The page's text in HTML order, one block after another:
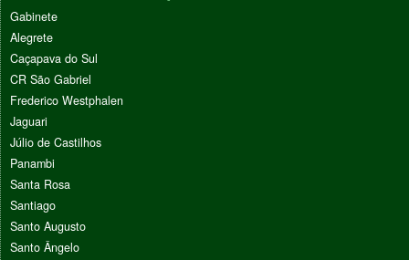
Gabinete
Alegrete
Caçapava do Sul
CR São Gabriel
Frederico Westphalen
Jaguari
Júlio de Castilhos
Panambi
Santa Rosa
Santiago
Santo Augusto
Santo Ângelo